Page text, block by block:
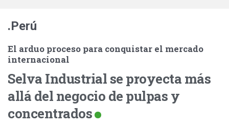
.Perú
El arduo proceso para conquistar el mercado
internacional
Selva Industrial se proyecta más
allá del negocio de pulpas y
concentrados